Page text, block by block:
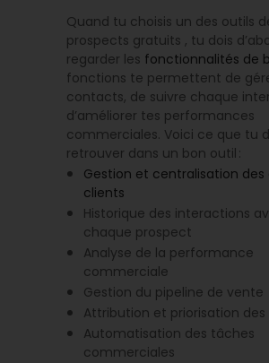
Quand tu choisis un des outils
prospects gratuits , tu dois
regarder les fonctionnalités de
fonctions te permettent de
contacts, de suivre chaque
d’améliorer tes performances
commerciales. Voici ce que tu
retrouver dans un bon outil :
Gestion et centralisation des
clients
Historique des interactions
chaque prospect
Analyse de la performance
commerciale
Gestion du pipeline de vente
Attribution et priorisation des
Automatisation des tâches
commerciales